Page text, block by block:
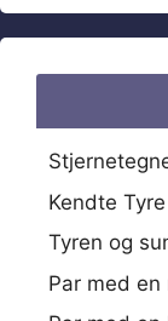
Kendte Tyre
Tyren og
Par med en